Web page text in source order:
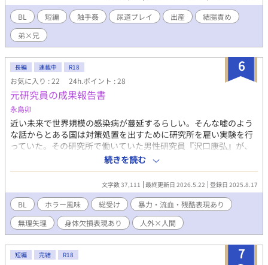
BL 短編 触手姦 尿道プレイ 出産
結腸責め
弟×兄
6
長編 連載中 R18
お気に入り : 22 24h.ポイント : 28
元研究員の成果報告書
永島卯
近い未来で世界規模の感染病が蔓延するらしい。そんな嘘のよう
な話からとある国は対策処置を出すために研究所を雇い実験を行
っていた。その研究所で働いていた男性研究員『沢口康弘』が、
被験対象である子どもたちを揶揄ったり欺いていたら、とんでも
なく厄介な方へ足を突っ込んでいく話です。 孤児院の子供（3
人）×男性研究員 ※注意※ ・子供が人外化 ・身体欠損有り ・無
理矢理描写 ・暴力表現 ・死ネタ
続きを読む
文字数 37,111 最終更新日 2026.5.22 登録日 2025.8.17
BL ホラー風味 総受け
暴力・流血・残酷表現あり
無理矢理
身体欠損表現あり 人外×人間
7
短編 完結 R18